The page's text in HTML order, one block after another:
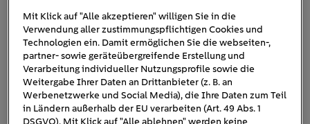
Mit Klick auf "Alle akzeptieren" willigen Sie in die
Verwendung aller zustimmungspflichtigen Cookies und
Technologien ein. Damit ermöglichen Sie die webseiten-,
partner- sowie geräteübergreifende Erstellung und
Verarbeitung individueller Nutzungsprofile sowie die
Weitergabe Ihrer Daten an Drittanbieter (z. B. an
Werbenetzwerke und Social Media), die Ihre Daten zum Teil
in Ländern außerhalb der EU verarbeiten (Art. 49 Abs. 1
DSGVO). Mit Klick auf "Alle ablehnen" werden keine